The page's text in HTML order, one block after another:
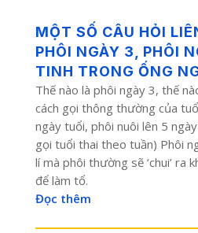
MỘT SỐ CÂU HỎI
PHÔI NGÀY 3, PHÔI
TINH TRONG ỐNG
Thế nào là phôi ngày 3, thế
cách gọi thông thường của
ngày tuổi, phôi nuôi lên 5
gọi tuổi thai theo tuần) Phôi
lí mà phôi thường sẽ ‘chui’ ra
để làm tổ.
Đọc thêm